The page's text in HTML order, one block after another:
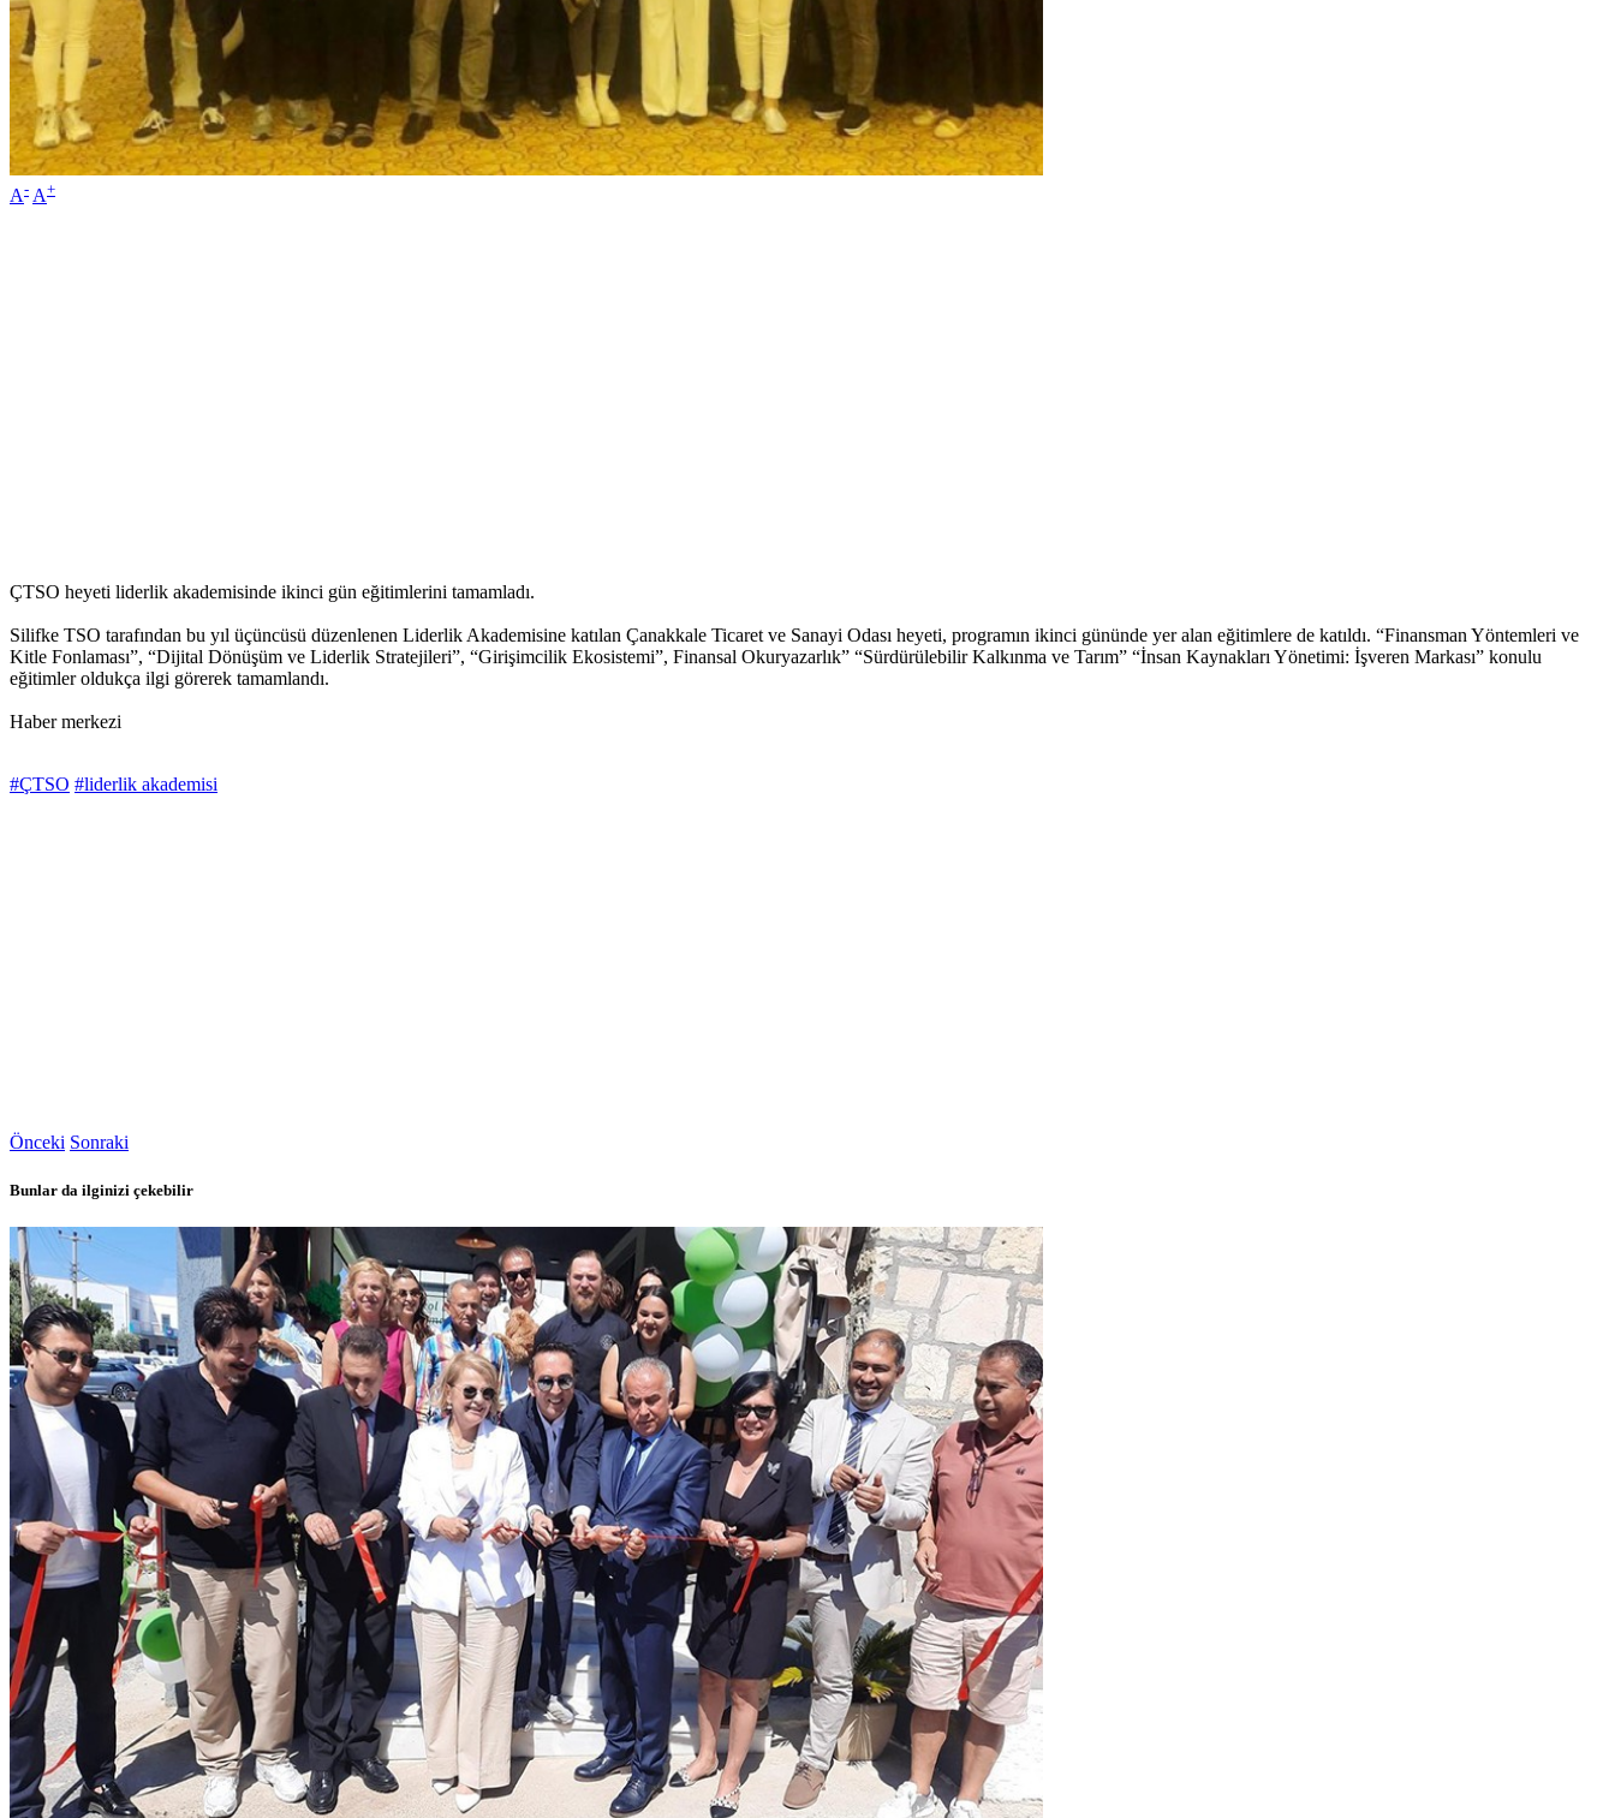
A- A+
ÇTSO heyeti liderlik akademisinde ikinci gün eğitimlerini tamamladı.
Silifke TSO tarafından bu yıl üçüncüsü düzenlenen Liderlik Akademisine katılan Çanakkale Ticaret ve Sanayi Odası heyeti, programın ikinci gününde yer alan eğitimlere de katıldı. “Finansman Yöntemleri ve
Kitle Fonlaması”, “Dijital Dönüşüm ve Liderlik Stratejileri”, “Girişimcilik Ekosistemi”, Finansal Okuryazarlık” “Sürdürülebilir Kalkınma ve Tarım” “İnsan Kaynakları Yönetimi: İşveren Markası” konulu
eğitimler oldukça ilgi görerek tamamlandı.
Haber merkezi
#ÇTSO #liderlik akademisi
Önceki Sonraki
Bunlar da ilginizi çekebilir